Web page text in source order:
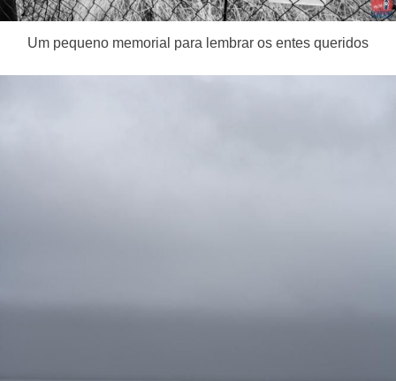
Um pequeno memorial para lembrar os entes queridos